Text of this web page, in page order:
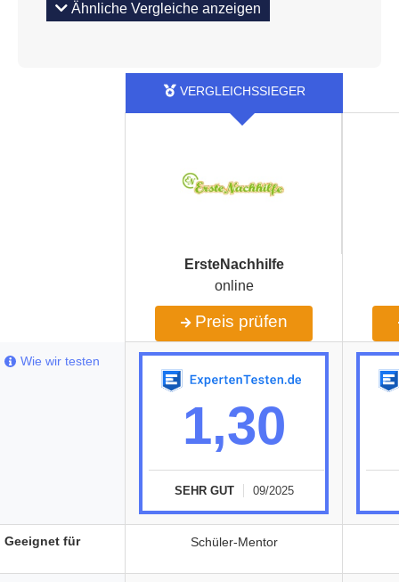
Ähnliche Vergleiche anzeigen
ErsteNachhilfe
online
Preis prüfen
1,30
SEHR GUT 09/2025
Schüler-Mentor
Wie wir testen
Geeignet für